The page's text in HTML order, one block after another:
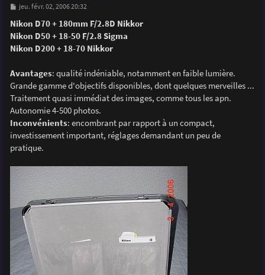
M
s
s
a
g
e
jeu. févr. 02, 2006 20:32
Nikon D70 + 180mm F/2.8D Nikkor
Nikon D50 + 18-50 F/2.8 Sigma
Nikon D200 + 18-70 Nikkor
Avantages: qualité indéniable, notamment en faible lumière.
Grande gamme d'objectifs disponibles, dont quelques merveilles ...
Traitement quasi immédiat des images, comme tous les apn.
Autonomie 4-500 photos.
Inconvénients: encombrant par rapport à un compact,
investissement important, réglages demandant un peu de
pratique.